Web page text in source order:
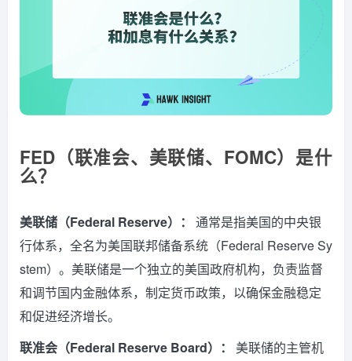
FED（联准会、美联储、FOMC）是什
么？
美联储（Federal Reserve）： 通常是指美国的中央银
行体系，全名为美国联邦储备系统（Federal Reserve Sy
stem）。 美联储是一个独立的美国政府机构，负责监督
和调节国内金融体系，制定货币政策，以确保金融稳定
和促进经济增长。
联准会（Federal Reserve Board）：
美联储的主管机